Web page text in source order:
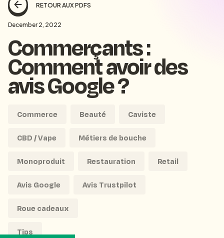
RETOUR AUX PDFS
December 2, 2022
Commerçants :
Comment avoir des
avis Google ?
Commerce Beauté Caviste
CBD / Vape Métiers de bouche
Monoproduit Restauration Retail
Avis Google Avis Trustpilot
Roue cadeaux
Tips